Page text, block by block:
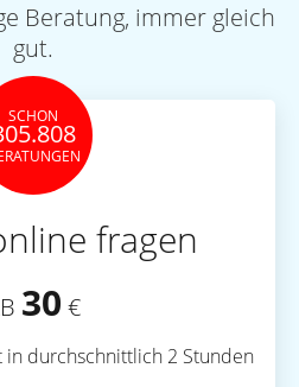
Beratung, immer gleich
gut.
SCHON
fragen
30 €
in durchschnittlich 2 Stunden